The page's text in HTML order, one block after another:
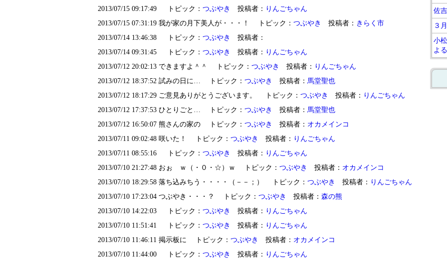
佐
３
小
よ
2013/07/15 09:17:49 トピック： つぶやき 投稿者： りんごちゃん
2013/07/15 07:31:19 我が家の月下美人が・・・！ トピック： つぶやき 投稿者： きらく市
2013/07/14 13:46:38 トピック： つぶやき
投稿者：
2013/07/14 09:31:45 トピック： つぶやき 投稿者： りんごちゃん
2013/07/12 20:02:13 できますよ＾＾ トピック： つぶやき 投稿者： りんごちゃん
2013/07/12 18:37:52 試みの日に… トピック： つぶやき 投稿者： 馬堂聖也
2013/07/12 18:17:29 ご意見ありがとうございます。 トピック： つぶやき 投稿者： りんごちゃん
2013/07/12 17:37:53 ひとりごと… トピック： つぶやき 投稿者： 馬堂聖也
2013/07/12 16:50:07 熊さんの家の トピック： つぶやき 投稿者： オカメインコ
2013/07/11 09:02:48 咲いた！ トピック： つぶやき 投稿者： りんごちゃん
2013/07/11 08:55:16 トピック： つぶやき 投稿者： りんごちゃん
2013/07/10 21:27:48 おぉ ｗ（・０・☆）ｗ トピック： つぶやき 投稿者： オカメインコ
2013/07/10 18:29:58 落ち込みちう・・・・（－－；） トピック： つぶやき 投稿者： りんごちゃん
2013/07/10 17:23:04 つぶやき・・・？ トピック： つぶやき 投稿者： 森の熊
2013/07/10 14:22:03 トピック： つぶやき 投稿者： りんごちゃん
2013/07/10 11:51:41 トピック： つぶやき 投稿者： りんごちゃん
2013/07/10 11:46:11 掲示板に トピック： つぶやき 投稿者： オカメインコ
2013/07/10 11:44:00 トピック： つぶやき 投稿者： りんごちゃん